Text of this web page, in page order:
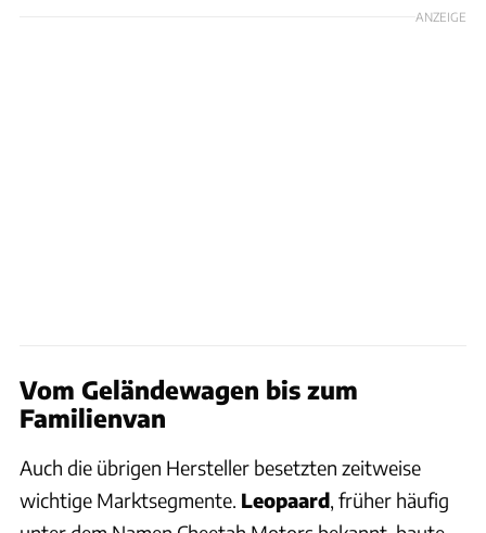
ANZEIGE
Vom Geländewagen bis zum
Familienvan
Auch die übrigen Hersteller besetzten zeitweise
wichtige Marktsegmente. Leopaard, früher häufig